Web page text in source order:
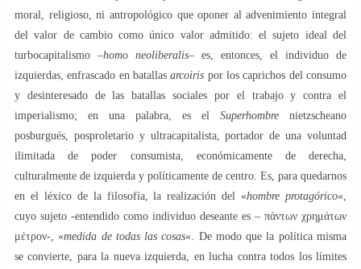
moral, religioso, ni antropológico que oponer al advenimiento integral
del valor de cambio como único valor admitido: el sujeto ideal del
turbocapitalismo –homo neoliberalis– es, entonces, el individuo de
izquierdas, enfrascado en batallasarcoiris por los caprichos del consumo
y desinteresado ​​de las batallas sociales por el trabajo y contra el
imperialismo; en una palabra, es el Superhombre nietzscheano
posburgués, posproletario y ultracapitalista, portador de una voluntad
ilimitada de poder consumista, económicamente de derecha,
culturalmente de izquierda y políticamente de centro. Es, para quedarnos
en el léxico de la filosofía, la realización del «hombre protagórico«,
cuyo sujeto -entendido como individuo deseante es – πάντων χρημάτων
μέτρον-, «medida de todas las cosas«. De modo que la política misma
se convierte, para la nueva izquierda, en lucha contra todos los límites